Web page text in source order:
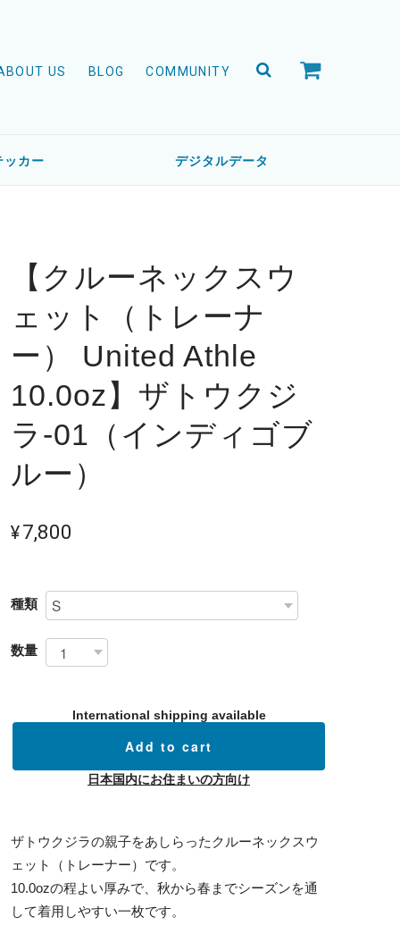
US BLOG COMMUNITY
ッカー デジタルデータ
【クルーネックスウ
ェット（トレーナ
ー） United Athle
10.0oz】ザトウクジ
ラ-01（インディゴブ
ルー）
¥7,800
種類
数量
International shipping available
Add to cart
日本国内にお住まいの方向け
ザトウクジラの親子をあしらったクルーネックスウ
ェット（トレーナー）です。
10.0ozの程よい厚みで、秋から春までシーズンを通
して着用しやすい一枚です。